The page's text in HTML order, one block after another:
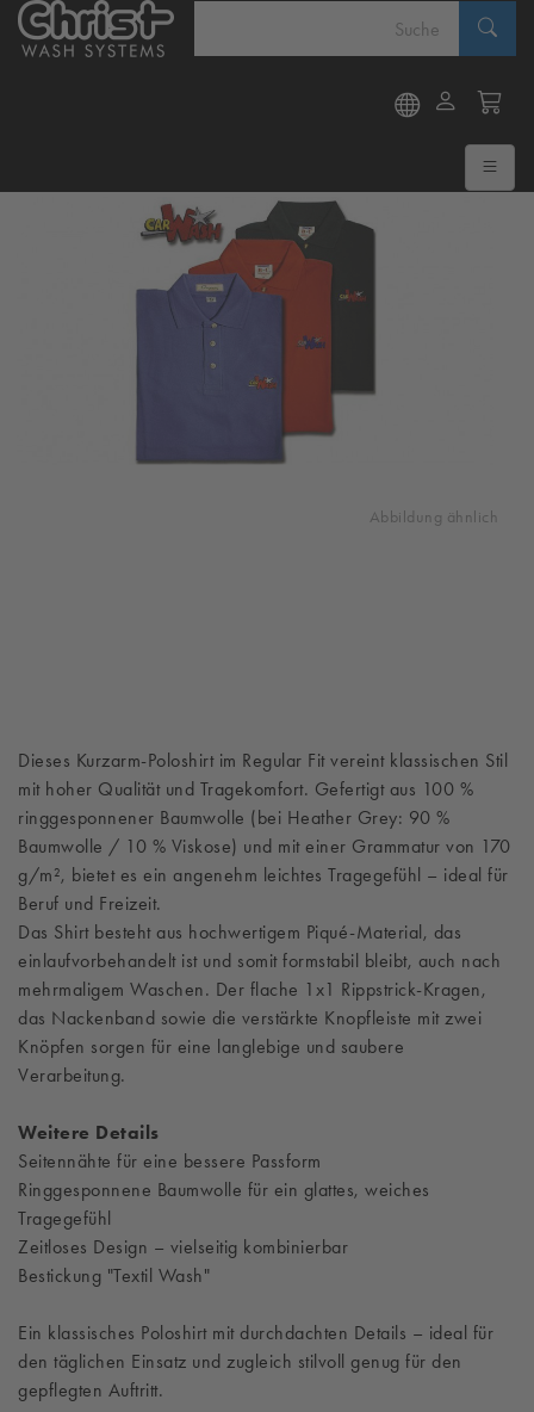
Abbildung ähnlich
Dieses Kurzarm-Poloshirt im Regular Fit vereint klassischen Stil
mit hoher Qualität und Tragekomfort. Gefertigt aus 100 %
ringgesponnener Baumwolle (bei Heather Grey: 90 %
Baumwolle / 10 % Viskose) und mit einer Grammatur von 170
g/m², bietet es ein angenehm leichtes Tragegefühl – ideal für
Beruf und Freizeit.
Das Shirt besteht aus hochwertigem Piqué-Material, das
einlaufvorbehandelt ist und somit formstabil bleibt, auch nach
mehrmaligem Waschen. Der flache 1x1 Rippstrick-Kragen,
das Nackenband sowie die verstärkte Knopfleiste mit zwei
Knöpfen sorgen für eine langlebige und saubere
Verarbeitung.
Weitere Details
Seitennähte für eine bessere Passform
Ringgesponnene Baumwolle für ein glattes, weiches
Tragegefühl
Zeitloses Design – vielseitig kombinierbar
Bestickung "Textil Wash"
Ein klassisches Poloshirt mit durchdachten Details – ideal für
den täglichen Einsatz und zugleich stilvoll genug für den
gepflegten Auftritt.